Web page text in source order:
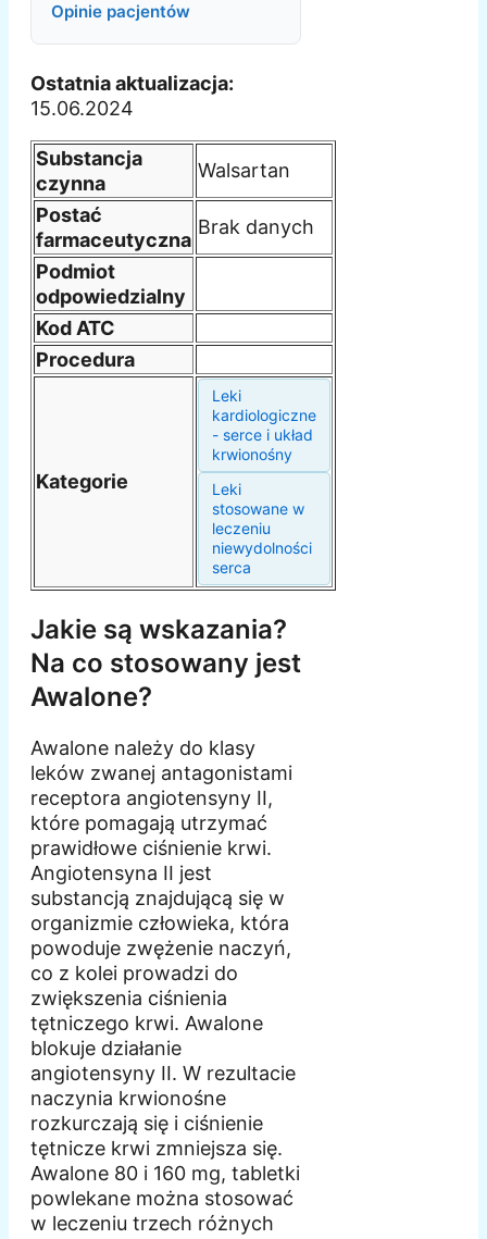
Opinie pacjentów
Ostatnia aktualizacja:
15.06.2024
Substancja
czynna
Walsartan
Postać
farmaceutyczna
Brak danych
Podmiot
odpowiedzialny
Kod ATC
Procedura
Kategorie
Leki
kardiologiczne
- serce i układ
krwionośny
Leki
stosowane w
leczeniu
niewydolności
serca
Jakie są wskazania?
Na co stosowany jest
Awalone?
Awalone należy do klasy
leków zwanej antagonistami
receptora angiotensyny II,
które pomagają utrzymać
prawidłowe ciśnienie krwi.
Angiotensyna II jest
substancją znajdującą się w
organizmie człowieka, która
powoduje zwężenie naczyń,
co z kolei prowadzi do
zwiększenia ciśnienia
tętniczego krwi. Awalone
blokuje działanie
angiotensyny II. W rezultacie
naczynia krwionośne
rozkurczają się i ciśnienie
tętnicze krwi zmniejsza się.
Awalone 80 i 160 mg, tabletki
powlekane można stosować
w leczeniu trzech różnych